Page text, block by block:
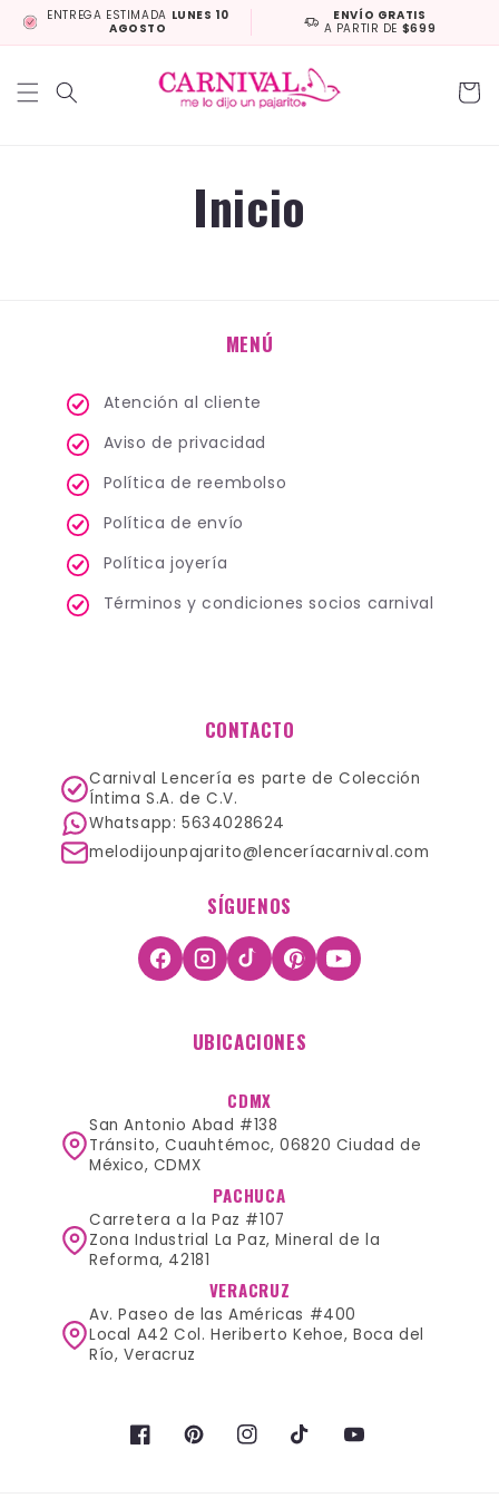
directamente
al contenido
ENTREGA ESTIMADA LUNES 10
AGOSTO
ENVÍO GRATIS
A PARTIR DE $699
Carrito
Inicio
MENÚ
Atención al cliente
Aviso de privacidad
Política de reembolso
Política de envío
Política joyería
Términos y condiciones socios carnival
CONTACTO
Carnival Lencería es parte de Colección
Íntima S.A. de C.V.
Whatsapp: 5634028624
melodijounpajarito@lenceríacarnival.com
SÍGUENOS
UBICACIONES
CDMX
San Antonio Abad #138
Tránsito, Cuauhtémoc, 06820 Ciudad de
México, CDMX
PACHUCA
Carretera a la Paz #107
Zona Industrial La Paz, Mineral de la
Reforma, 42181
VERACRUZ
Av. Paseo de las Américas #400
Local A42 Col. Heriberto Kehoe, Boca del
Río, Veracruz
FacebookPinterestInstagramTikTok YouTube